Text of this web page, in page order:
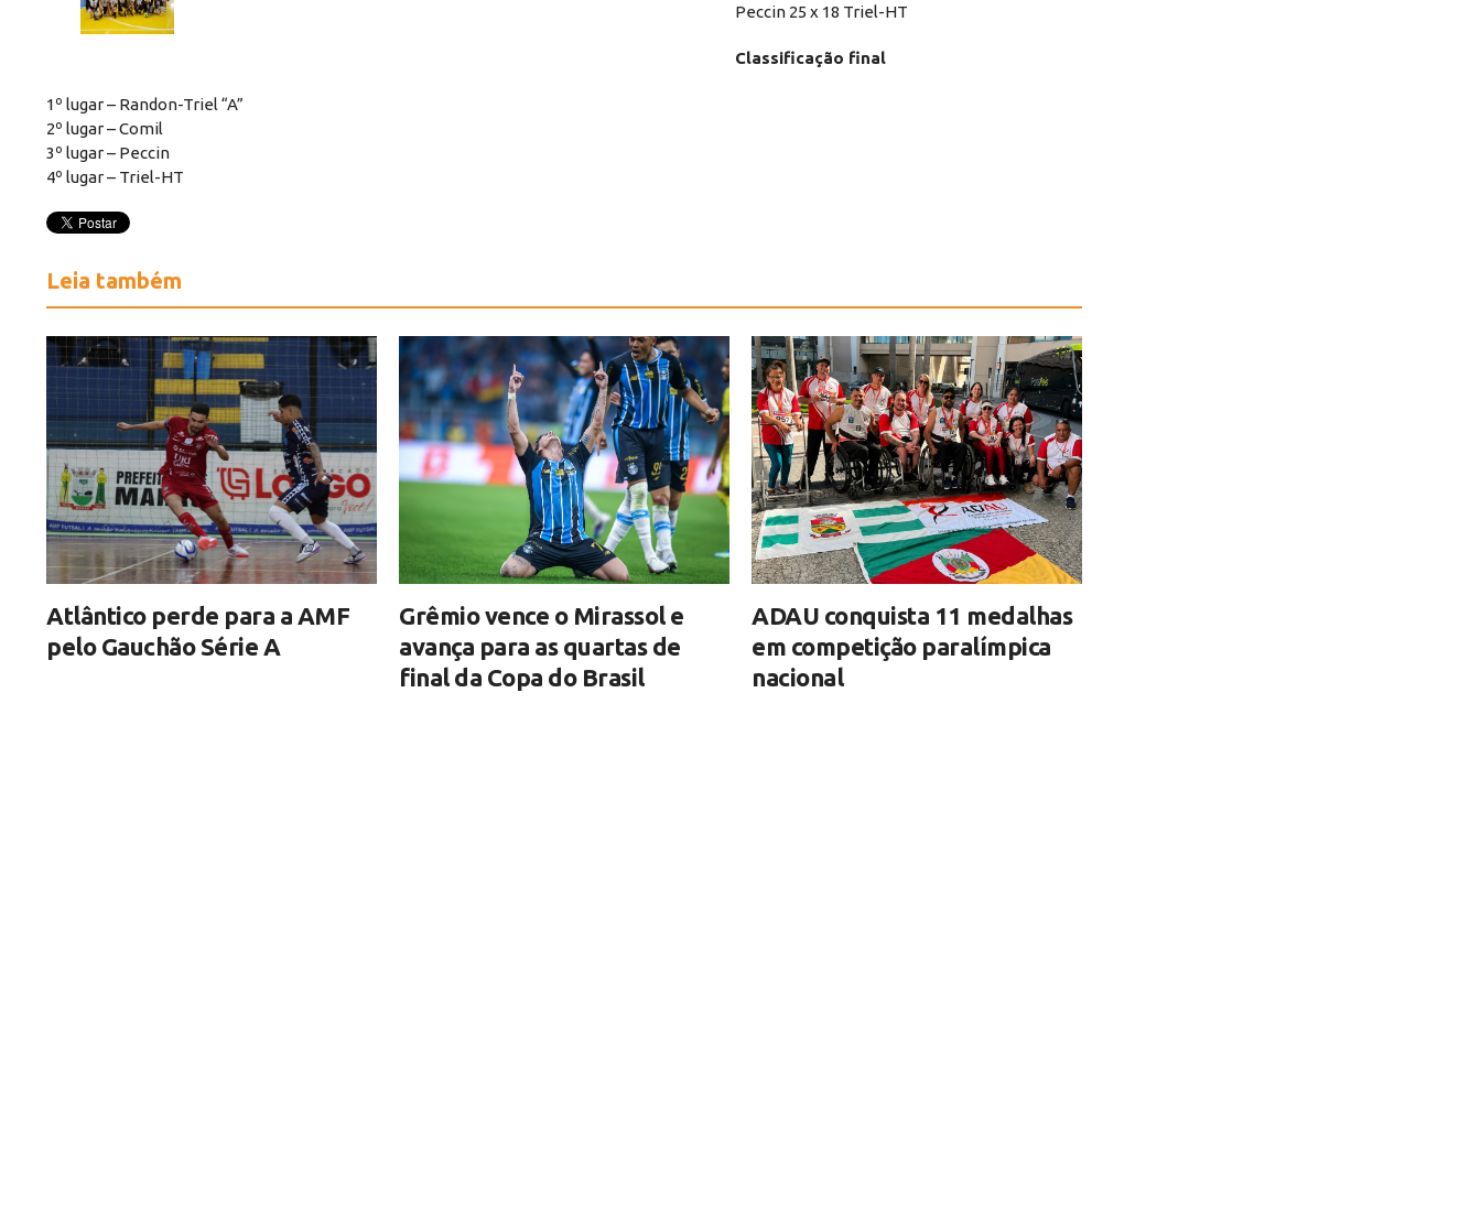
Peccin 25 x 18 Triel-HT
Classificação final
1º lugar – Randon-Triel “A”
2º lugar – Comil
3º lugar – Peccin
4º lugar – Triel-HT
Leia também
Atlântico perde para a AMF
pelo Gauchão Série A
Grêmio vence o Mirassol e
avança para as quartas de
final da Copa do Brasil
ADAU conquista 11 medalhas
em competição paralímpica
nacional